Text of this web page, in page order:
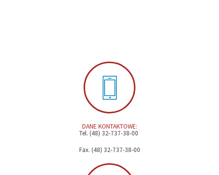
DANE KONTAKTOWE:
Tel. (48) 32-737-38-00
Fax. (48) 32-737-38-00